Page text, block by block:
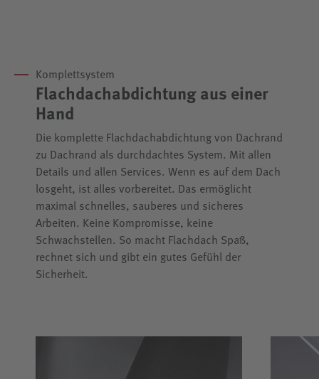
Komplettsystem
Flachdachabdichtung aus einer
Hand
Die komplette Flachdachabdichtung von Dachrand
zu Dachrand als durchdachtes System. Mit allen
Details und allen Services. Wenn es auf dem Dach
losgeht, ist alles vorbereitet. Das ermöglicht
maximal schnelles, sauberes und sicheres
Arbeiten. Keine Kompromisse, keine
Schwachstellen. So macht Flachdach Spaß,
rechnet sich und gibt ein gutes Gefühl der
Sicherheit.